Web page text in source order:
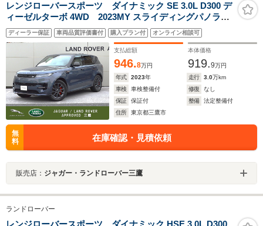
レンジローバースポーツ ダイナミック SE 3.0L D300 デ
ィーゼルターボ 4WD 2023MY スライディングパノラミ
ックルーフ 電動サイドステップ 4ゾーンエアコン ソ
フトドアクローズ レッドブレーキキャリパー マニュ
アルリアサイドウィンドウサンブラインド トレッド
LEDプレート
ディーラー保証 車両品質評価書付 購入プラン付 オンライン相談可
支払総額
946.8万円
本体価格
919.9万円
年式
2023年 走行 3.0万km
車検
車検整備付 修復
なし
保証
保証付 整備
法定整備付
住所
東京都三鷹市
無
料
在庫確認・見積依頼
販売店： ジャガー・ランドローバー三鷹
ランドローバー